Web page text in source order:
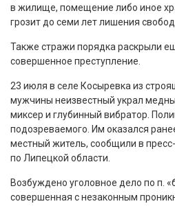
в жилище, помещение либо иное
грозит до семи лет лишения
Также стражи порядка раскрыли
совершенное преступление.
23 июля в селе Косыревка из
мужчины неизвестный украл
миксер и глубинный вибратор.
подозреваемого. Им оказался
местный житель, сообщили в
по Липецкой области.
Возбуждено уголовное дело по п.
совершенная с незаконным